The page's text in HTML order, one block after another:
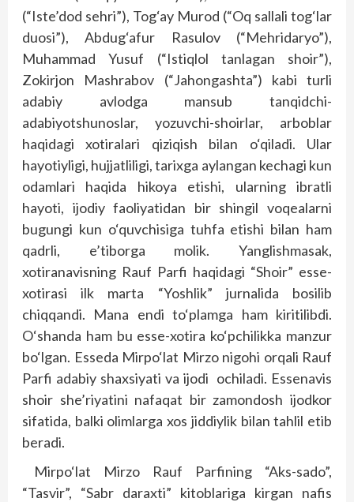
(“Iste’dod sehri”), Tog‘ay Murod (“Oq sallali tog‘lar
duosi”), Abdug‘afur Rasulov (“Mehridaryo”),
Muhammad Yusuf (“Istiqlol tanlagan shoir”),
Zokirjon Mashrabov (“Jahongashta”) kabi turli
adabiy avlodga mansub tanqidchi-
adabiyotshunoslar, yozuvchi-shoirlar, arboblar
haqidagi xotiralari qiziqish bilan o‘qiladi. Ular
hayotiyligi, hujjatliligi, tarixga aylangan kechagi kun
odamlari haqida hikoya etishi, ularning ibratli
hayoti, ijodiy faoliyatidan bir shingil voqealarni
bugungi kun o‘quvchisiga tuhfa etishi bilan ham
qadrli, e’tiborga molik. Yanglishmasak,
xotiranavisning Rauf Parfi haqidagi “Shoir” esse-
xotirasi ilk marta “Yoshlik” jurnalida bosilib
chiqqandi. Mana endi to‘plamga ham kiritilibdi.
O‘shanda ham bu esse-xotira ko‘pchilikka manzur
bo‘lgan. Esseda Mirpo‘lat Mirzo nigohi orqali Rauf
Parfi adabiy shaxsiyati va ijodi ochiladi. Essenavis
shoir she’riyatini nafaqat bir zamondosh ijodkor
sifatida, balki olimlarga xos jiddiylik bilan tahlil etib
beradi.
Mirpo‘lat Mirzo Rauf Parfining “Aks-sado”,
“Tasvir”, “Sabr daraxti” kitoblariga kirgan nafis